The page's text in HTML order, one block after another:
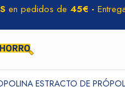
en pedidos de 45€ -
ESTRACTO DE